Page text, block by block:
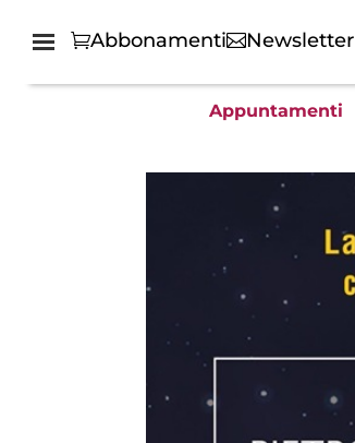
Abbonamenti Newsletter
Appuntamenti